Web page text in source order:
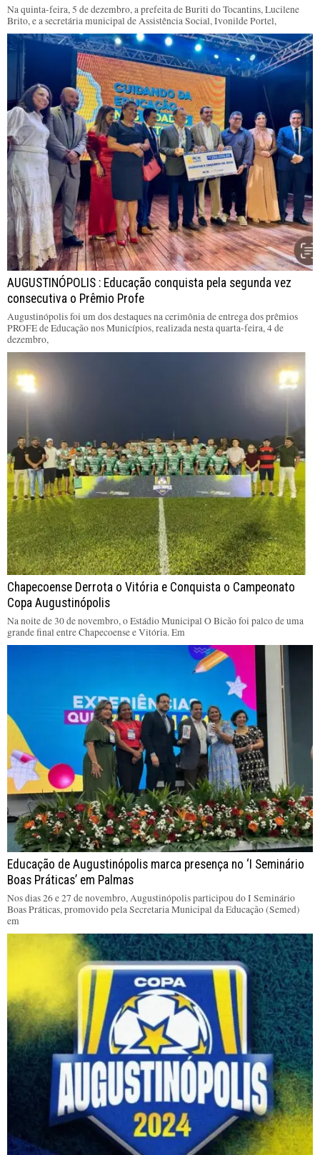
Na quinta-feira, 5 de dezembro, a prefeita de Buriti do Tocantins, Lucilene
Brito, e a secretária municipal de Assistência Social, Ivonilde Portel,
AUGUSTINÓPOLIS : Educação conquista pela segunda vez
consecutiva o Prêmio Profe
Augustinópolis foi um dos destaques na cerimônia de entrega dos prêmios
PROFE de Educação nos Municípios, realizada nesta quarta-feira, 4 de
dezembro,
Chapecoense Derrota o Vitória e Conquista o Campeonato
Copa Augustinópolis
Na noite de 30 de novembro, o Estádio Municipal O Bicão foi palco de uma
grande final entre Chapecoense e Vitória. Em
Educação de Augustinópolis marca presença no ‘I Seminário
Boas Práticas’ em Palmas
Nos dias 26 e 27 de novembro, Augustinópolis participou do I Seminário
Boas Práticas, promovido pela Secretaria Municipal da Educação (Semed)
em